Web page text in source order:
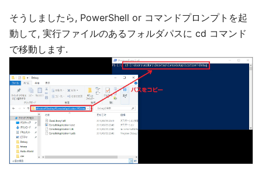
そうしましたら, PowerShell or コマンドプロンプトを起
動して, 実行ファイルのあるフォルダパスに cd コマンド
で移動します.